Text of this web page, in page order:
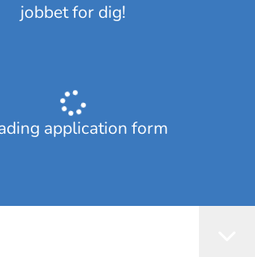
jobbet for dig!
application form